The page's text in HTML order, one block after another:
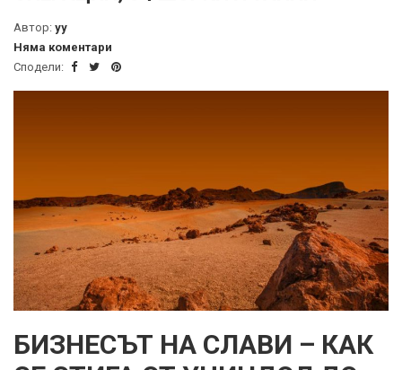
Автор: yy
Няма коментари
Сподели:
БИЗНЕСЪТ НА СЛАВИ – КАК